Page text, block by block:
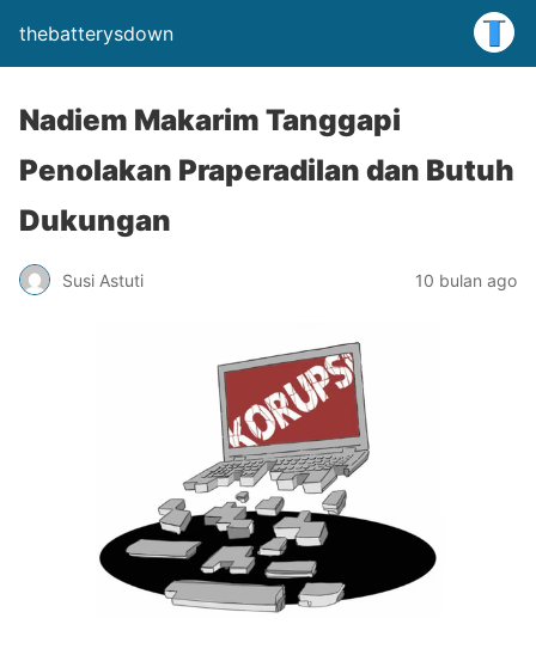
thebatterysdown
Nadiem Makarim Tanggapi
Penolakan Praperadilan dan Butuh
Dukungan
Susi Astuti 10 bulan ago